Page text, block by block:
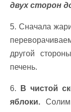
двух сторон
5. Сначала
другой
печень.
6.
В чистой
яблоки.